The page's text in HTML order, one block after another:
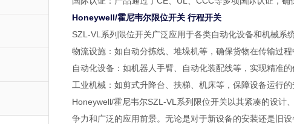
Honeywell/霍尼韦尔限位开关 行程开关
SZL-VL系列限位开关广泛应用于各类自动化设备和机械系
物流设施：如自动分拣线、堆垛机等，确保货物在传输过程
自动化设备 ：如机器人手臂、自动化装配线等，实现精准的
工业机械：如剪式升降台、扶梯、机床等，保障设备运行的
Honeywell/霍尼韦尔SZL-VL系列限位开关以其紧凑的设计
争力和广泛的应用前景。无论是对于新设备的安装还是旧